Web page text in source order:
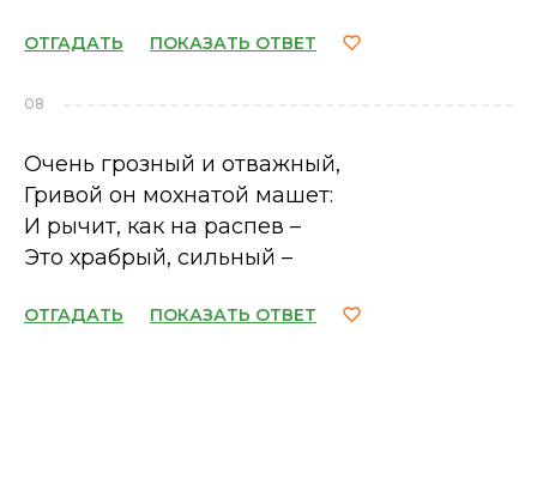
ОТГАДАТЬ ПОКАЗАТЬ ОТВЕТ
08
Очень грозный и отважный,
Гривой он мохнатой машет:
И рычит, как на распев –
Это храбрый, сильный –
ОТГАДАТЬ ПОКАЗАТЬ ОТВЕТ